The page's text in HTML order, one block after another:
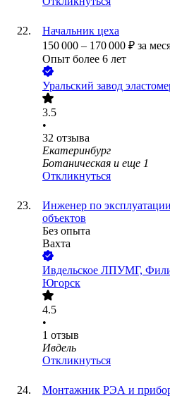
Начальник цеха
150 000 – 170 000 ₽ за
Опыт более 6 лет
Уральский завод
3.5
•
32 отзыва
Екатеринбург
Ботаническая и еще 1
Откликнуться
Инженер по
объектов
Без опыта
Вахта
Ивдельское ЛПУМГ,
Югорск
4.5
•
1 отзыв
Ивдель
Откликнуться
Монтажник РЭА и